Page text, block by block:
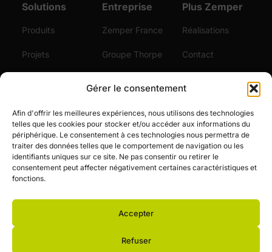
Gérer le consentement
Afin d'offrir les meilleures expériences, nous utilisons des technologies
telles que les cookies pour stocker et/ou accéder aux informations du
périphérique. Le consentement à ces technologies nous permettra de
traiter des données telles que le comportement de navigation ou les
identifiants uniques sur ce site. Ne pas consentir ou retirer le
consentement peut affecter négativement certaines caractéristiques et
fonctions.
Accepter
Refuser
Solutions
Produits
Projets
Entreprise
Zemper France
Groupe Thorpe
Actualités
Emploi
Plus Zemper
Réalisations
Contact